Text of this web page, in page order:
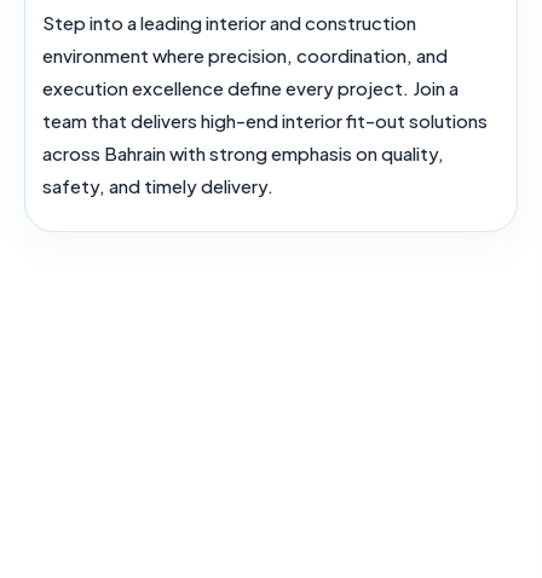
Step into a leading interior and construction
environment where precision, coordination, and
execution excellence define every project. Join a
team that delivers high-end interior fit-out solutions
across Bahrain with strong emphasis on quality,
safety, and timely delivery.